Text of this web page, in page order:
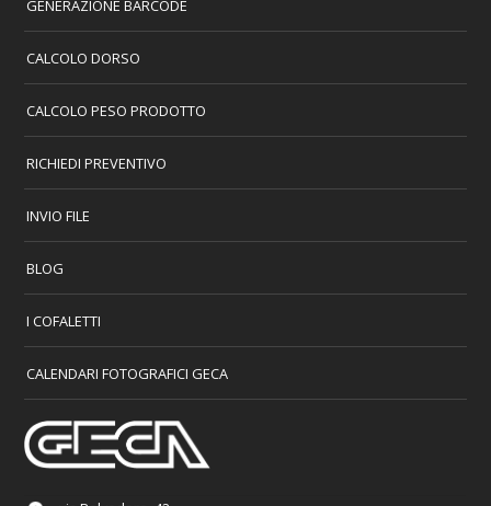
GENERAZIONE BARCODE
CALCOLO DORSO
CALCOLO PESO PRODOTTO
RICHIEDI PREVENTIVO
INVIO FILE
BLOG
I COFALETTI
CALENDARI FOTOGRAFICI GECA